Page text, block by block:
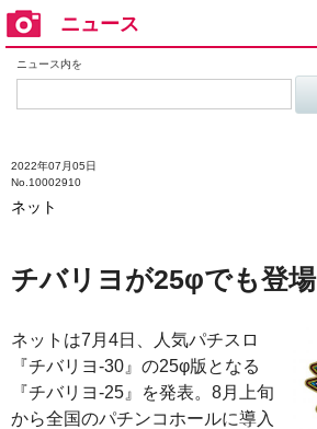
ニュース
ニュース内を
2022年07月05日
No.10002910
ネット
チバリヨが25φでも登場
ネットは7月4日、人気パチスロ
『チバリヨ-30』の25φ版となる
『チバリヨ-25』を発表。8月上旬
から全国のパチンコホールに導入